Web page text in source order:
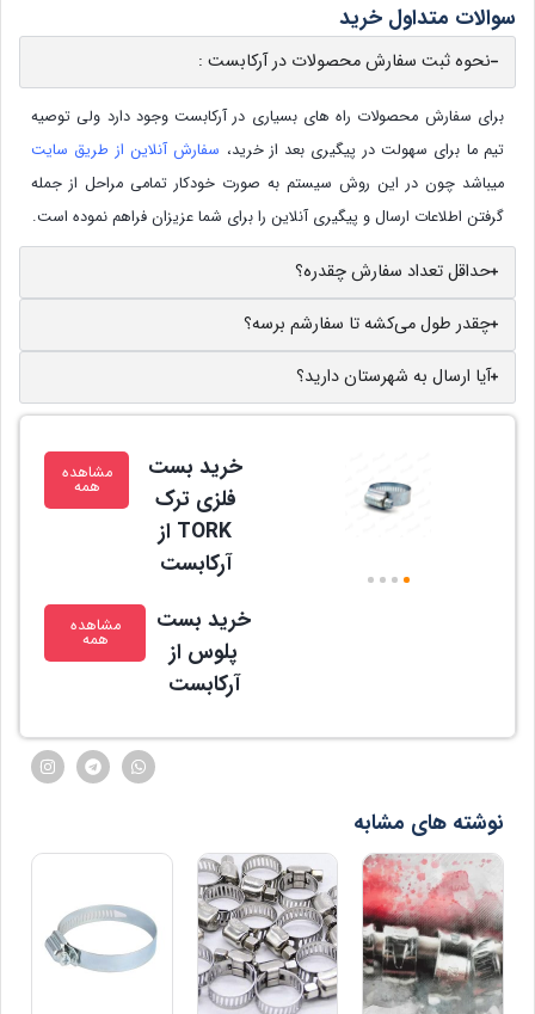
سوالات متداول خرید
نحوه ثبت سفارش محصولات در آرکابست :
برای سفارش محصولات راه های بسیاری در آرکابست وجود دارد ولی توصیه
تیم ما برای سهولت در پیگیری بعد از خرید، سفارش آنلاین از طریق سایت
میباشد چون در این روش سیستم به صورت خودکار تمامی مراحل از جمله
گرفتن اطلاعات ارسال و پیگیری آنلاین را برای شما عزیزان فراهم نموده است.
حداقل تعداد سفارش چقدره؟
چقدر طول می‌کشه تا سفارشم برسه؟
آیا ارسال به شهرستان دارید؟
خرید بست
فلزی ترک
TORK از
آرکابست
مشاهده
همه
خرید بست
پلوس از
آرکابست
مشاهده
همه
نوشته های مشابه